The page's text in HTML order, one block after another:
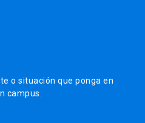
o situación que ponga en
campus.